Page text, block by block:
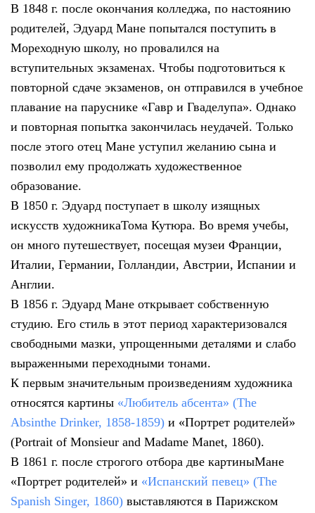
В 1848 г. после окончания колледжа, по настоянию
родителей, Эдуард Мане попытался поступить в
Мореходную школу, но провалился на
вступительных экзаменах. Чтобы подготовиться к
повторной сдаче экзаменов, он отправился в учебное
плавание на паруснике «Гавр и Гваделупа». Однако
и повторная попытка закончилась неудачей. Только
после этого отец Мане уступил желанию сына и
позволил ему продолжать художественное
образование.
В 1850 г. Эдуард поступает в школу изящных
искусств художникаТома Кутюра. Во время учебы,
он много путешествует, посещая музеи Франции,
Италии, Германии, Голландии, Австрии, Испании и
Англии.
В 1856 г. Эдуард Мане открывает собственную
студию. Его стиль в этот период характеризовался
свободными мазки, упрощенными деталями и слабо
выраженными переходными тонами.
К первым значительным произведениям художника
относятся картины «Любитель абсента» (The
Absinthe Drinker, 1858-1859) и «Портрет родителей»
(Portrait of Monsieur and Madame Manet, 1860).
В 1861 г. после строгого отбора две картиныМане
«Портрет родителей» и «Испанский певец» (The
Spanish Singer, 1860) выставляются в Парижском